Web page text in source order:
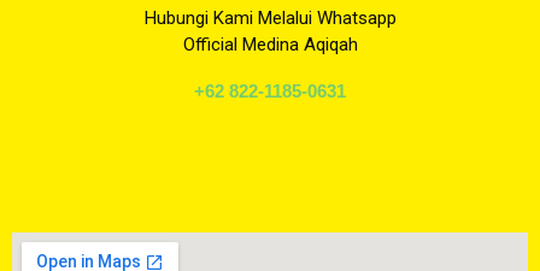
Hubungi Kami Melalui Whatsapp
Official Medina Aqiqah
+62 822-1185-0631